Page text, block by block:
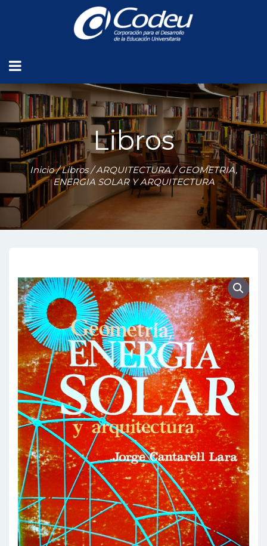
Libros
Inicio/Libros/ARQUITECTURA/ GEOMETRIA,
ENERGIA SOLAR Y ARQUITECTURA